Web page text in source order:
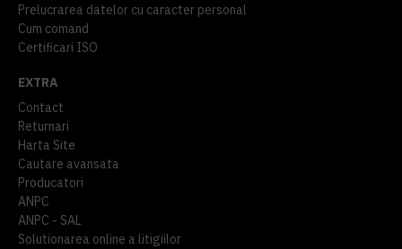
Prelucrarea datelor cu caracter personal
Cum comand
Certificari ISO
EXTRA
Contact
Returnari
Harta Site
Cautare avansata
Producatori
ANPC
ANPC - SAL
Solutionarea online a litigiilor